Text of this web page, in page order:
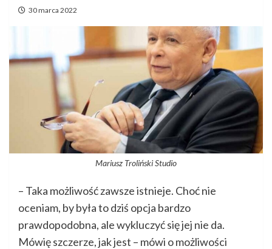
30 marca 2022
Mariusz Troliński Studio
– Taka możliwość zawsze istnieje. Choć nie
oceniam, by była to dziś opcja bardzo
prawdopodobna, ale wykluczyć się jej nie da.
Mówię szczerze, jak jest – mówi o możliwości